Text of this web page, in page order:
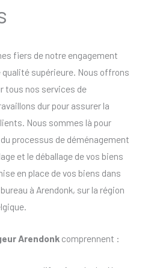
fiers de notre engagement
supérieure. Nous offrons
nos services de
dur pour assurer la
Nous sommes là pour
processus de déménagement
et le déballage de vos biens
en place de vos biens dans
à Arendonk, sur la région
Arendonk comprennent :